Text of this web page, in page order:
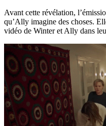
Avant cette révélation,
qu’Ally imagine des choses.
vidéo de Winter et Ally dans